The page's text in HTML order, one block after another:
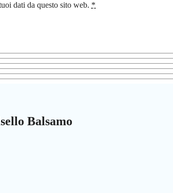
dati da questo sito web. *
Balsamo